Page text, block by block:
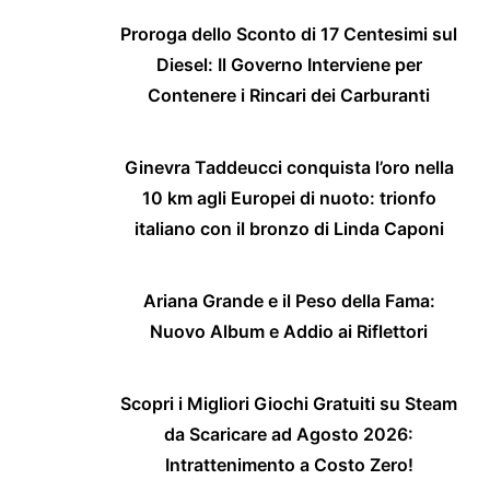
Proroga dello Sconto di 17 Centesimi sul
Diesel: Il Governo Interviene per
Contenere i Rincari dei Carburanti
Ginevra Taddeucci conquista l’oro nella
10 km agli Europei di nuoto: trionfo
italiano con il bronzo di Linda Caponi
Ariana Grande e il Peso della Fama:
Nuovo Album e Addio ai Riflettori
Scopri i Migliori Giochi Gratuiti su Steam
da Scaricare ad Agosto 2026:
Intrattenimento a Costo Zero!